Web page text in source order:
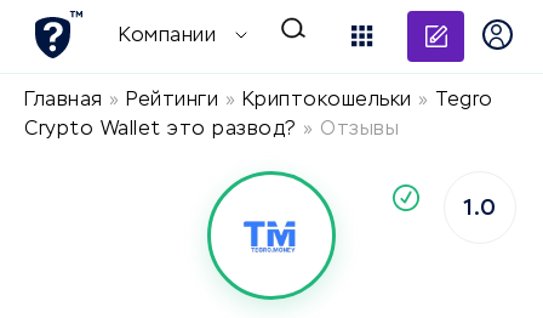
Компании
Главная » Рейтинги » Криптокошельки »
Tegro
Crypto Wallet это развод? » Отзывы
1.0
компания